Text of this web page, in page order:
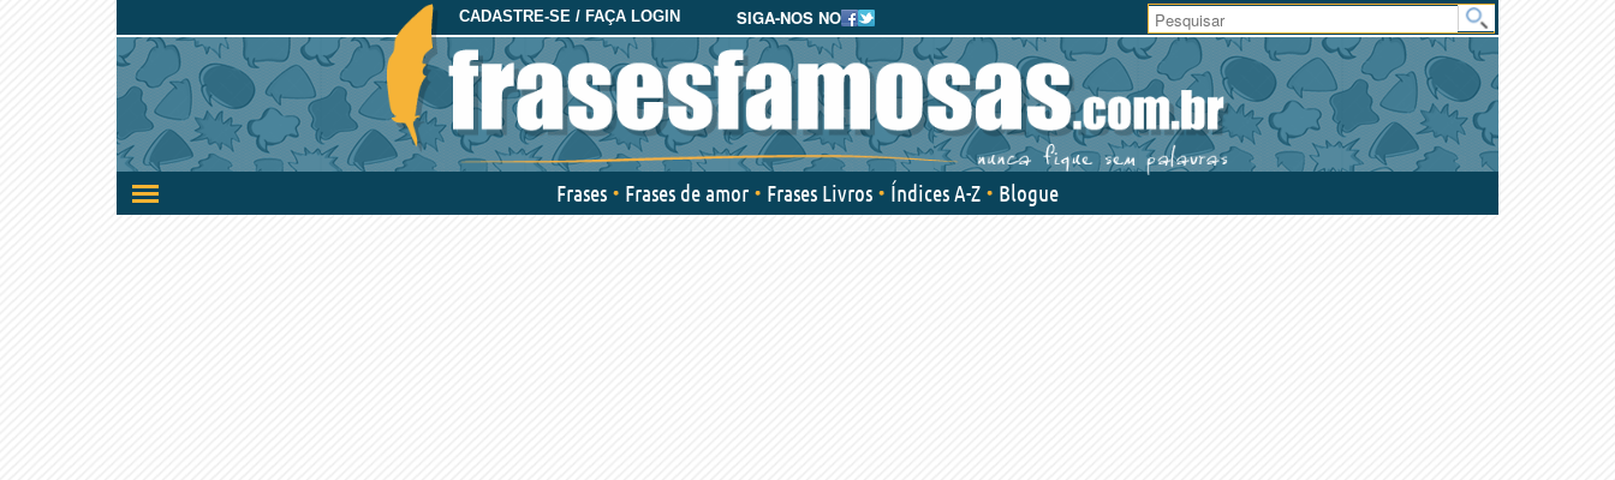
SIGA-NOS NO
CADASTRE-SE / FAÇA LOGIN
Ativar/desativar
a
Área
do
Usuário
Frases Frases de amor Frases Livros Índices A-Z Blogue